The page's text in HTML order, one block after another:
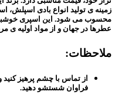
زمینه ی تولید انواع بادی اسپلش،
محسوب می شود. این اسپری خوشبو
عطرها در جهان و از مواد اولیه
ملاحظات:
از تماس با چشم پرهیز
فراوان شستشو دهید.